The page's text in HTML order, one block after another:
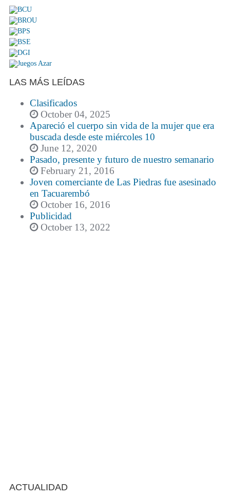
LAS MÁS LEÍDAS
Clasificados
October 04, 2025
Apareció el cuerpo sin vida de la mujer que era
buscada desde este miércoles 10
June 12, 2020
Pasado, presente y futuro de nuestro semanario
February 21, 2016
Joven comerciante de Las Piedras fue asesinado
en Tacuarembó
October 16, 2016
Publicidad
October 13, 2022
ACTUALIDAD